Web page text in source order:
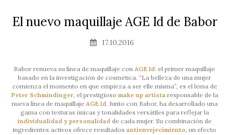
El nuevo maquillaje AGE Id de Babor
17.10.2016
Babor renueva su línea de maquillaje con AGE Id: el primer maquillaje
basado en la investigación de cosmética. “La belleza de una mujer
comienza el momento en que empieza a ser elle misma”, es el lema de
Peter Schmindinger, el prestigioso make up artistaresponsable de la
nueva línea de maquillajeAGE Id. Junto con Babor, ha desarrollado una
gama con texturas únicas y tonalidades versátiles para reflejar la
individualidad y personalidad de cada mujer. Su combinación de
ingredientes activos ofrece resultados antienvejecimiento, un efecto